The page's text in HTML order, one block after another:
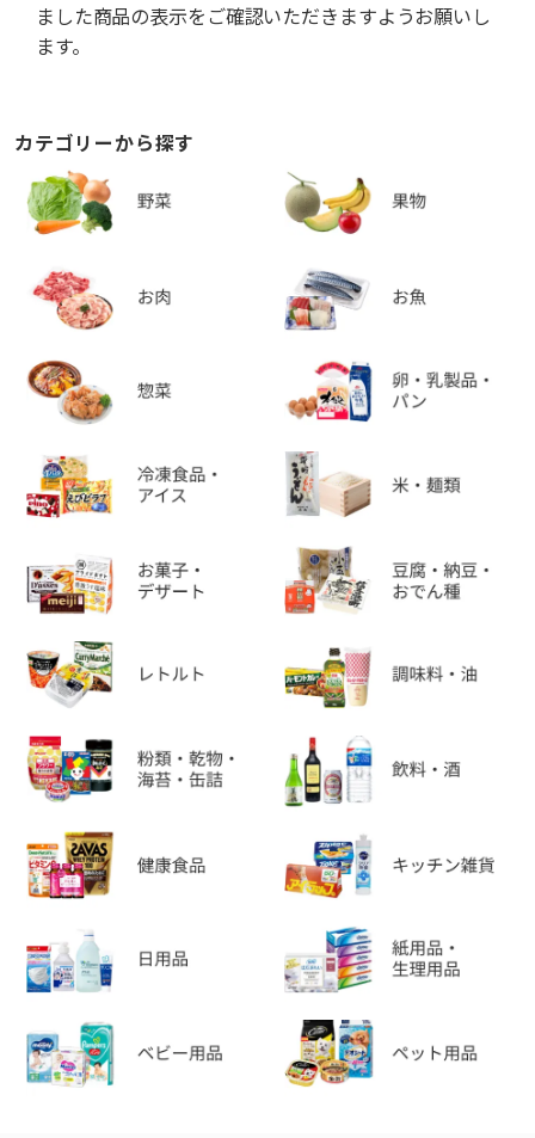
ました商品の表示をご確認いただきますようお願いし
ます。
カテゴリーから探す